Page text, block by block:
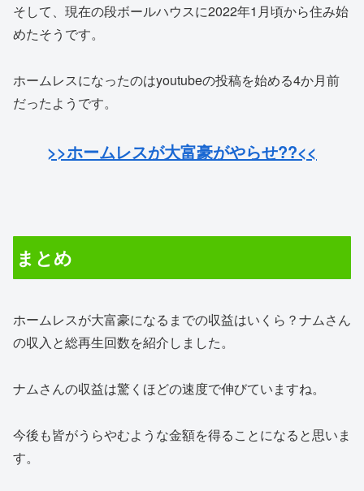
そして、現在の段ボールハウスに2022年1月頃から住み始
めたそうです。
ホームレスになったのはyoutubeの投稿を始める4か月前
だったようです。
>>ホームレスが大富豪がやらせ??<<
まとめ
ホームレスが大富豪になるまでの収益はいくら？ナムさん
の収入と総再生回数を紹介しました。
ナムさんの収益は驚くほどの速度で伸びていますね。
今後も皆がうらやむような金額を得ることになると思いま
す。